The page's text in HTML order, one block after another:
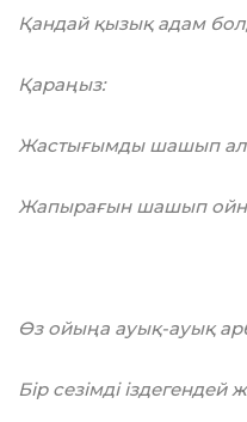
Қандай қызық адам
Қараңыз:
Жастығымды шашып
Жапырағын шашып
Өз ойыңа ауық-ауық
Бір сезімді